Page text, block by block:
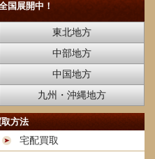
国展開中！
東北地方
中部地方
中国地方
九州・沖縄地方
方法
宅配買取